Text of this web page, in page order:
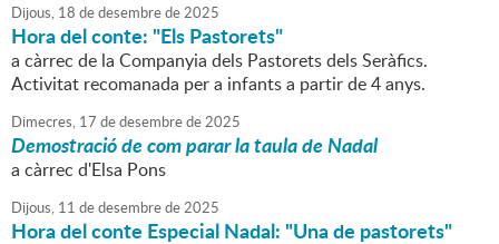
Dijous, 18 dedesembrede2025
Hora del conte: "Els Pastorets"
a càrrec de la Companyia dels Pastorets dels Seràfics.
Activitat recomanada per a infants a partir de 4 anys.
Dimecres, 17 dedesembrede2025
Demostració de com parar la taula de Nadal
a càrrec d'Elsa Pons
Dijous, 11 dedesembrede2025
Hora del conte Especial Nadal: "Una de pastorets"